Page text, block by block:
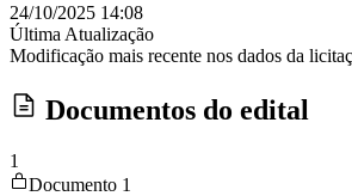
24/10/2025 14:08
Última Atualização
Modificação mais recente nos dados da
Documentos do edital
1
Documento 1